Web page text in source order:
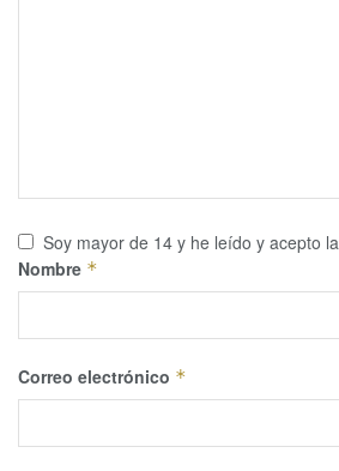
Soy mayor de 14 y he leído y acepto la
Nombre *
Correo electrónico *